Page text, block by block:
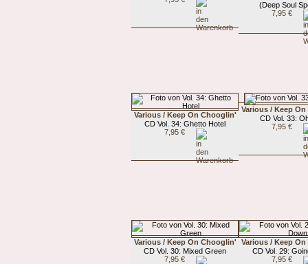
(Deep Soul
7,95 €
Various / Keep On Chooglin'
CD Vol. 34: Ghetto Hotel
7,95 €
Various / Keep
CD Vol. 33:
7,95 €
Various / Keep On Chooglin'
CD Vol. 30: Mixed Green
7,95 €
Various / Keep
CD Vol. 29:
7,95 €